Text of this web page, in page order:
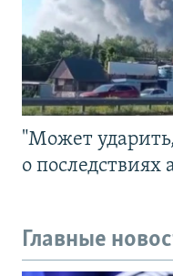
"Может
о
Главные